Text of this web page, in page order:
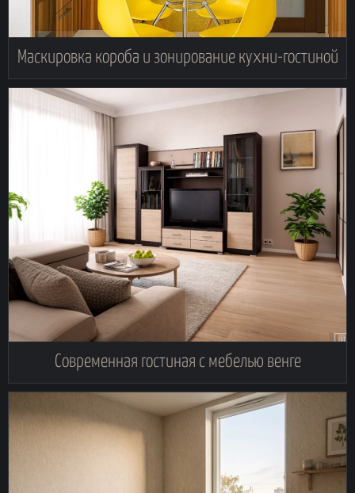
Маскировка короба и зонирование кухни-гостиной
Современная гостиная с мебелью венге